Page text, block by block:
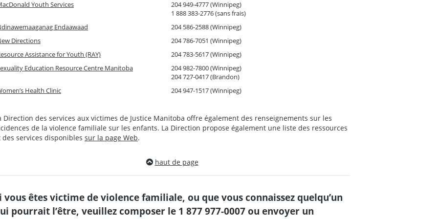
Youth Services
204 949-4777 (Winnipeg)
1 888 383-2776 (sans frais)
Endaawaad
204 586-2588 (Winnipeg)
Directions
204 786-7051 (Winnipeg)
Assistance for Youth (RAY)
204 783-5617 (Winnipeg)
Education Resource Centre Manitoba
204 982-7800 (Winnipeg)
204 727-0417 (Brandon)
Health Clinic
204 947-1517 (Winnipeg)
Direction des services aux victimes de Justice Manitoba offre également des renseignements sur les
de la violence familiale sur les enfants. La Direction propose également une liste des ressources
des services disponibles sur la page Web.
haut de page
vous êtes victime de violence familiale, ou que vous connaissez quelqu’un
pourrait l’être, veuillez composer le 1 877 977-0007 ou envoyer un